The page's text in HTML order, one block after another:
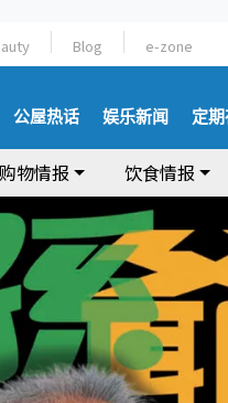
Blog e-zone
公屋热话 娱乐新闻 定
购物情报 饮食情报